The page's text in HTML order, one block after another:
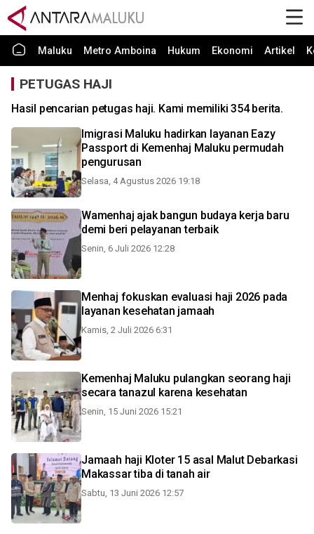
Maluku Metro Amboina Hukum Ekonomi Artikel
PETUGAS HAJI
Hasil pencarian petugas haji. Kami memiliki 354 berita.
Imigrasi Maluku hadirkan layanan Eazy
Passport di Kemenhaj Maluku permudah
pengurusan
Selasa, 4 Agustus 2026 19:18
Wamenhaj ajak bangun budaya kerja baru
demi beri pelayanan terbaik
Senin, 6 Juli 2026 12:28
Menhaj fokuskan evaluasi haji 2026 pada
layanan kesehatan jamaah
Kamis, 2 Juli 2026 6:31
Kemenhaj Maluku pulangkan seorang haji
secara tanazul karena kesehatan
Senin, 15 Juni 2026 15:21
Jamaah haji Kloter 15 asal Malut Debarkasi
Makassar tiba di tanah air
Sabtu, 13 Juni 2026 12:57